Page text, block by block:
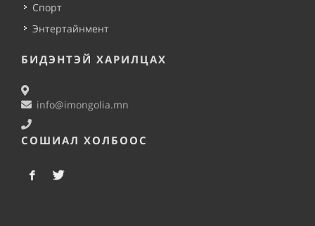
Спорт
Энтертайнмент
БИДЭНТЭЙ ХАРИЛЦАХ
info@imongolia.mn
СОШИАЛ ХОЛБООС